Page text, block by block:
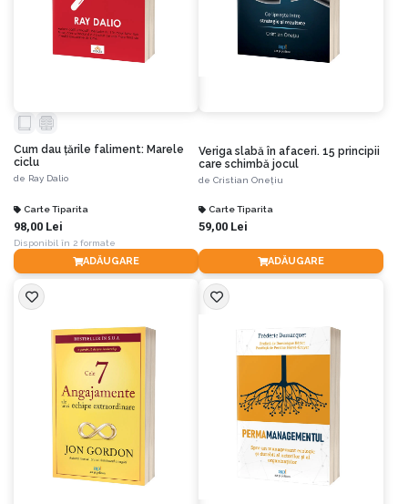
Cum dau țările faliment: Marele
ciclu
de Ray Dalio
Carte Tiparita
98,00 Lei
Disponibil în 2 formate
ADĂUGARE
Veriga slabă în afaceri. 15 principii
care schimbă jocul
de Cristian Onețiu
Carte Tiparita
59,00 Lei
ADĂUGARE